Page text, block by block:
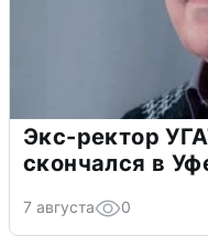
Экс-ректор
скончался в
7 августа 0